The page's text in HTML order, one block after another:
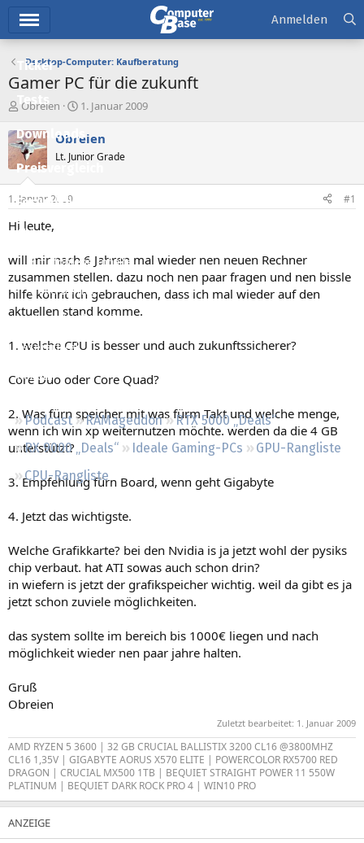
Ticker
Tests
Downloads
Preisvergleich
Forum
Aktuelles
Empfohlene Inhalte
Neue Beiträge
Neueste Aktivitäten
Leserartikel
Regeln
Podcast RAMageddon
RTX 5000 „Deals“
RX 9000 „Deals“
Ideale Gaming-PCs
GPU-Rangliste
CPU-Rangliste
Anmelden
Desktop-Computer: Kaufberatung
Gamer PC für die zukunft
E
s
t
e
e
Obreien
E
s
t
e
t
1. Januar 2009
Obreien
Lt. Junior Grade
1. Januar 2009 #1
Hi leute,
will mir nach 6 Jahren mal wieder nen neuen Rechner
zusammen stellen. dazu noch nen paar fragen und nen bissle
hilfe könnt ich gebrauchen, dass ich mal wieder auf den
aktuellen stand komme.
1. welche CPU is besser und auch zukunftssicherer?
Core Duo oder Core Quad?
2. Was fürn speicher mit was fürm Takt und welche menge,
wenn ich win xp weiternutzen möchte. werden da die 4 GB
unterstützt?
3. Empfehlung fürn Board, wenn geht Gigabyte
4. Jetzt das wichtigste.
Welche Grafikkarte? bei den Nvidia is ja jetzt wohl der pysiks
chip verbaut. hat ATI sowas auch schon drin?
in wiefern is jetzt der grafikspeicher wichtig. weil da gibt es ja
jetzt schon zuviele möglichkeiten.
das system sollte im bereich bis 1000€ liegen und nach
möglichkeit wieder nen paar jahre halten.
Gruß
Obreien
Zuletzt bearbeitet: 1. Januar 2009
AMD RYZEN 5 3600 | 32 GB CRUCIAL BALLISTIX 3200 CL16 @3800MHZ
CL16 1,35V | GIGABYTE AORUS X570 ELITE | POWERCOLOR RX5700 RED
DRAGON | CRUCIAL MX500 1TB | BEQUIET STRAIGHT POWER 11 550W
PLATINUM | BEQUIET DARK ROCK PRO 4 | WIN10 PRO